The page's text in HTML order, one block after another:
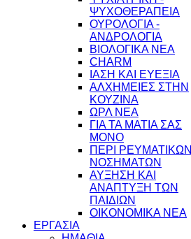
ΨΥΧΟΘΕΡΑΠΕΙΑ
ΟΥΡΟΛΟΓΙΑ -
ΑΝΔΡΟΛΟΓΙΑ
ΒΙΟΛΟΓΙΚΑ ΝΕΑ
CHARM
ΙΑΣΗ ΚΑΙ ΕΥΕΞΙΑ
ΑΛΧΗΜΕΙΕΣ ΣΤΗΝ
ΚΟΥΖΙΝΑ
ΩΡΛ ΝEA
ΓΙΑ ΤΑ ΜΑΤΙΑ ΣΑΣ
ΜΟΝΟ
ΠΕΡΙ ΡΕΥΜΑΤΙΚΩΝ
ΝΟΣΗΜΑΤΩΝ
ΑΥΞΗΣΗ ΚΑΙ
ΑΝΑΠΤΥΞΗ ΤΩΝ
ΠΑΙΔΙΩΝ
ΟΙΚΟΝΟΜΙΚΑ ΝΕΑ
ΕΡΓΑΣΙΑ